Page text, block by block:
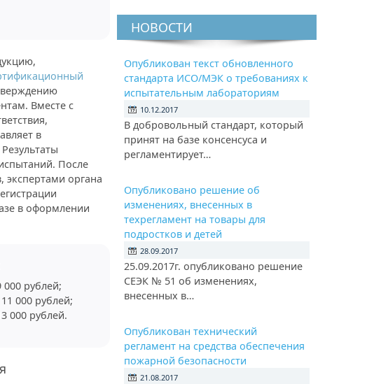
Вместе с
в
После
экспертами органа
в оформлении
рублей;
000 рублей;
000 рублей.
НОВОСТИ
Опубликован текст обновленного
стандарта ИСО/МЭК о требованиях к
испытательным лабораториям
10.12.2017
В добровольный стандарт, который
принят на базе консенсуса и
регламентирует…
Опубликовано решение об
изменениях, внесенных в
техрегламент на товары для
подростков и детей
28.09.2017
25.09.2017г. опубликовано решение
СЕЭК № 51 об изменениях,
внесенных в…
Опубликован технический
регламент на средства обеспечения
пожарной безопасности
21.08.2017